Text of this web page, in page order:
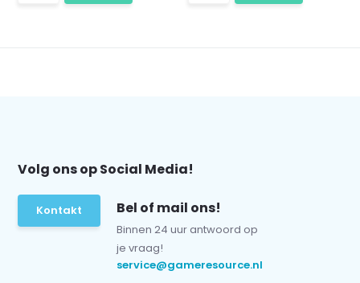
Volg ons op Social Media!
Kontakt Bel of mail ons!
Binnen 24 uur antwoord op
je vraag!
service@gameresource.nl